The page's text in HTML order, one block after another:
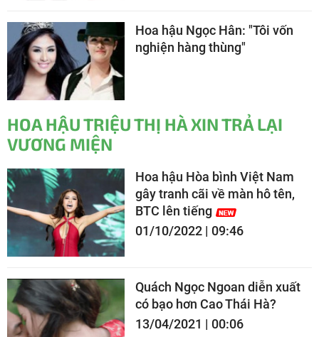
Hoa hậu Ngọc Hân: "Tôi vốn
nghiện hàng thùng"
HOA HẬU TRIỆU THỊ HÀ XIN TRẢ LẠI
VƯƠNG MIỆN
Hoa hậu Hòa bình Việt Nam
gây tranh cãi về màn hô tên,
BTC lên tiếng
01/10/2022 | 09:46
Quách Ngọc Ngoan diễn xuất
có bạo hơn Cao Thái Hà?
13/04/2021 | 00:06